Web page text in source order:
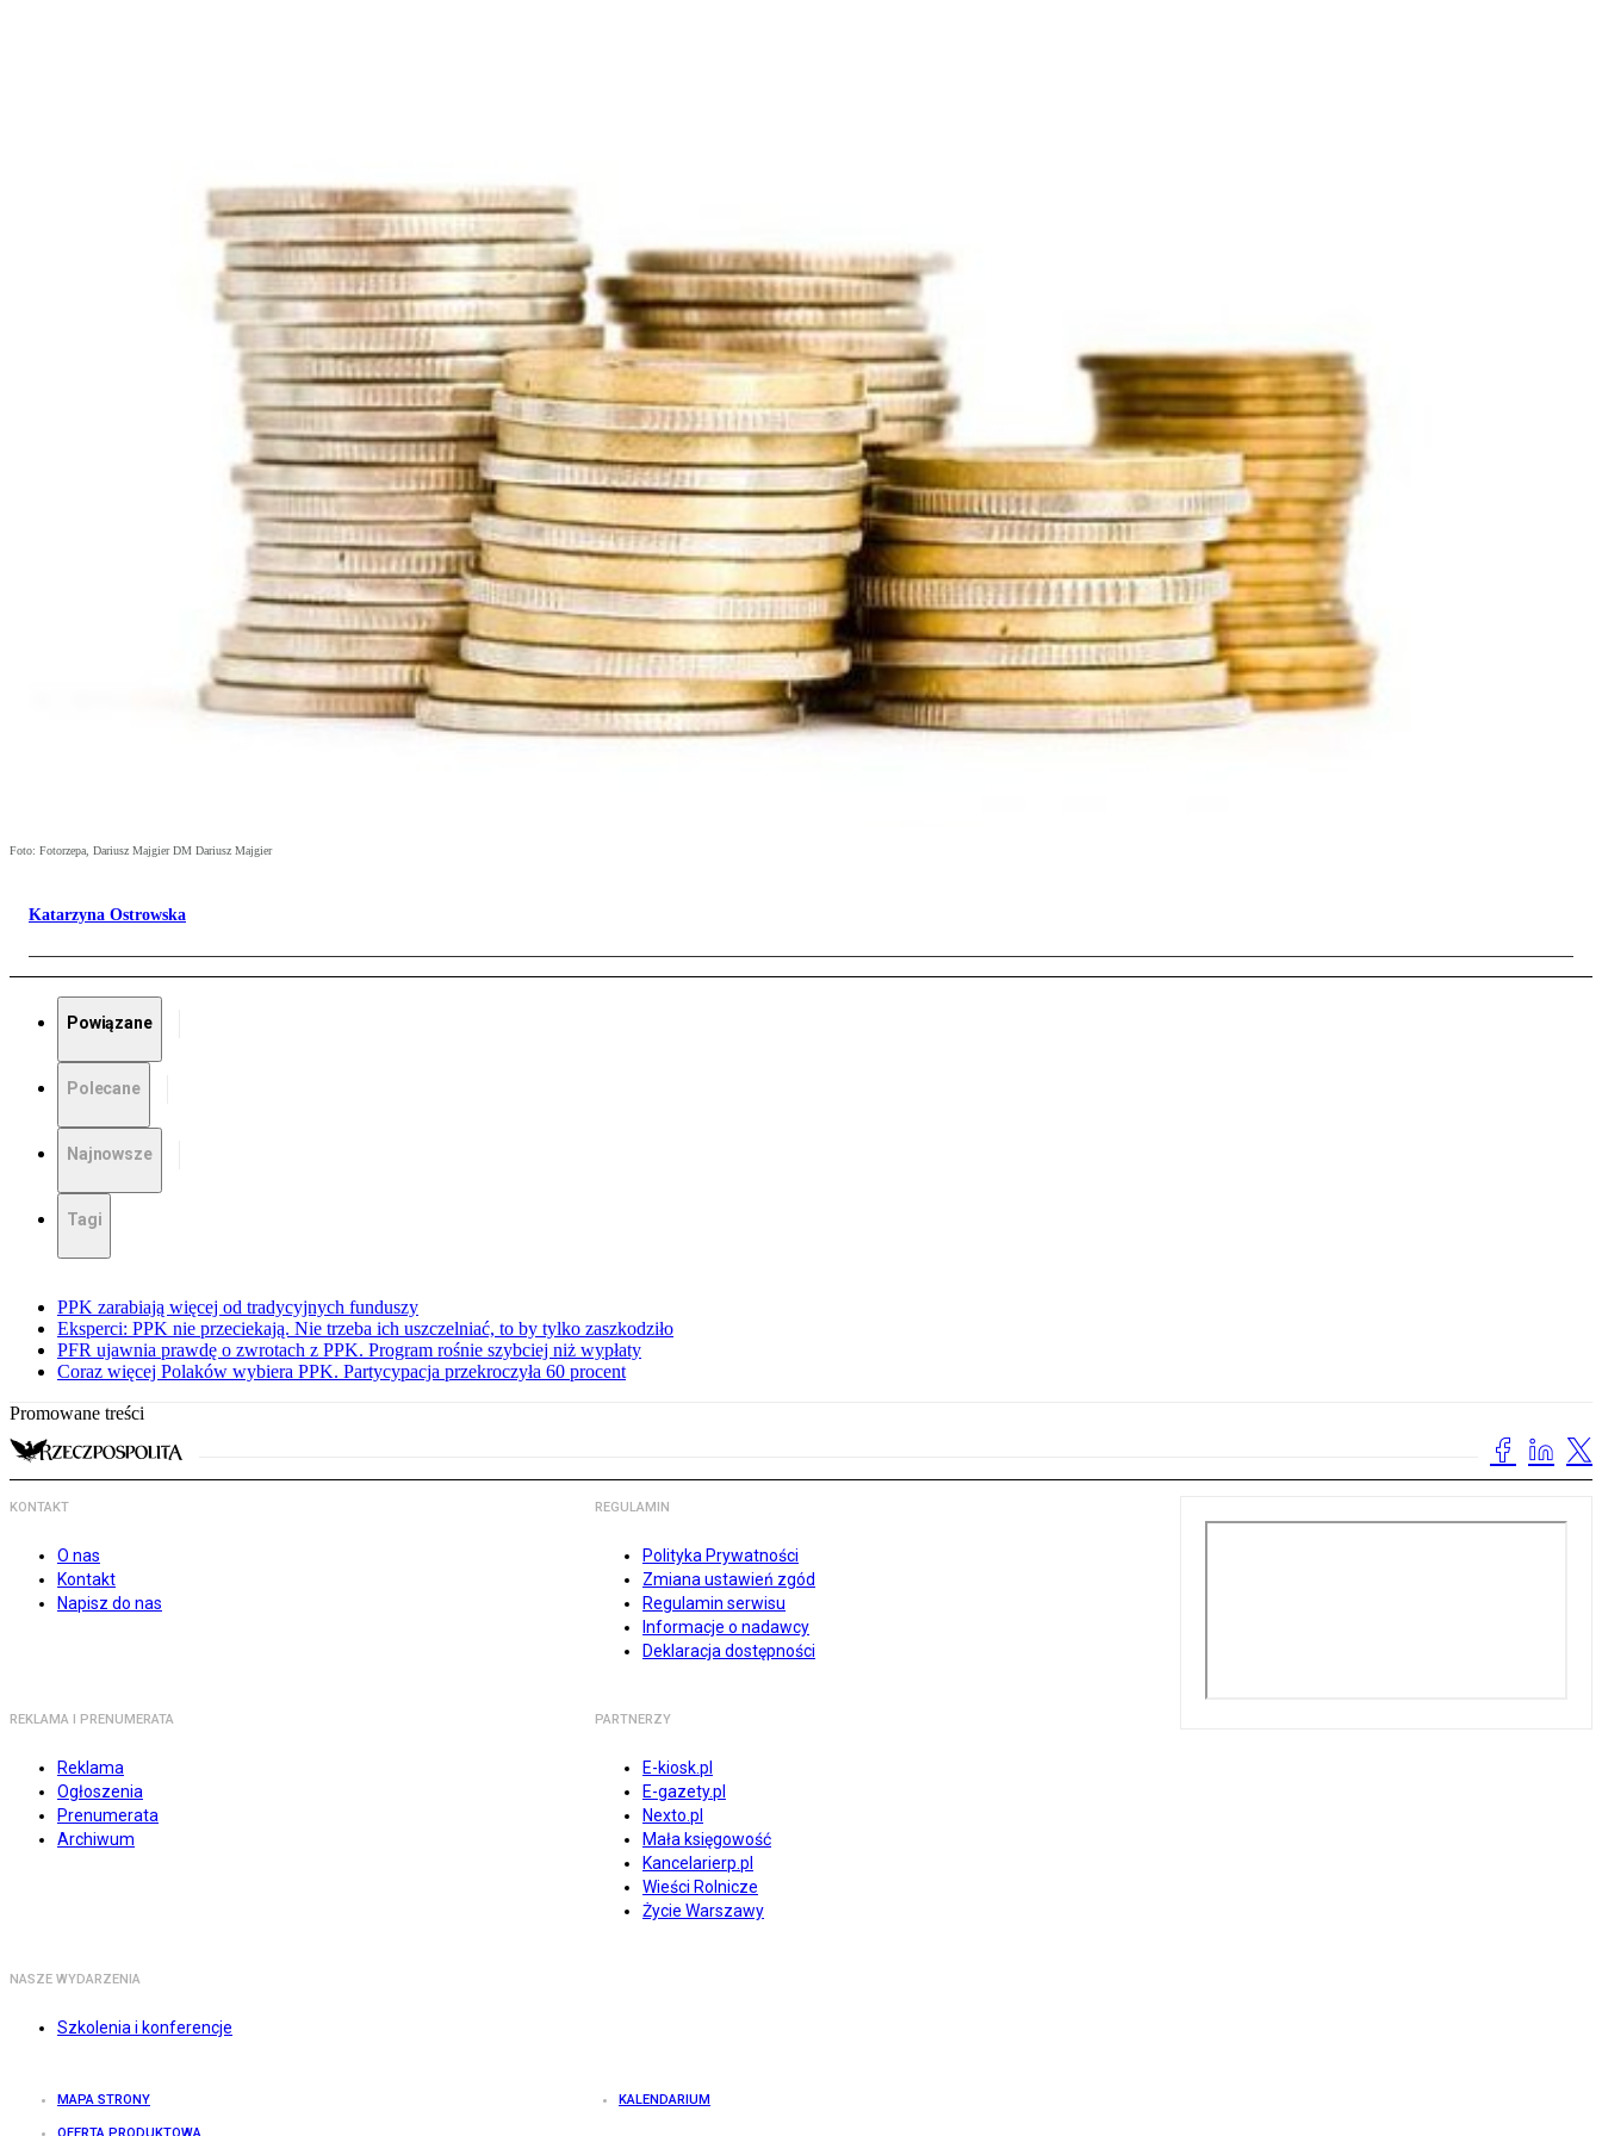
Foto: Fotorzepa, Dariusz Majgier DM Dariusz Majgier
Katarzyna Ostrowska
Powiązane
Polecane
Najnowsze
Tagi
PPK zarabiają więcej od tradycyjnych funduszy
Eksperci: PPK nie przeciekają. Nie trzeba ich uszczelniać, to by tylko zaszkodziło
PFR ujawnia prawdę o zwrotach z PPK. Program rośnie szybciej niż wypłaty
Coraz więcej Polaków wybiera PPK. Partycypacja przekroczyła 60 procent
Promowane treści
KONTAKT
O nas
Kontakt
Napisz do nas
REGULAMIN
Polityka Prywatności
Zmiana ustawień zgód
Regulamin serwisu
Informacje o nadawcy
Deklaracja dostępności
REKLAMA I PRENUMERATA
Reklama
Ogłoszenia
Prenumerata
Archiwum
PARTNERZY
E-kiosk.pl
E-gazety.pl
Nexto.pl
Mała księgowość
Kancelarierp.pl
Wieści Rolnicze
Życie Warszawy
NASZE WYDARZENIA
Szkolenia i konferencje
MAPA STRONY KALENDARIUM